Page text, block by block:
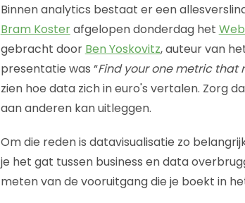
Binnen analytics bestaat er een
Bram Kosterafgelopen donderdag het
gebracht door Ben Yoskovitz, auteur van
presentatie was “Find your one metric that
zien hoe data zich in euro's vertalen. Zorg
aan anderen kan uitleggen.
Om die reden is datavisualisatie zo
je het gat tussen business en data
meten van de vooruitgang die je boekt in